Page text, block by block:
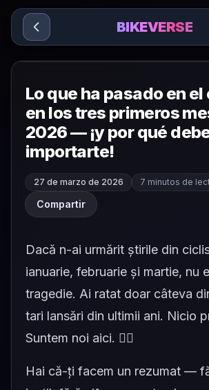
Sari la conținut
BIKEVERSE
Lo que ha pasado en
en los tres primeros
2026 — ¡y por qué
importarte!
27 de marzo de 2026 7 minutos de
Compartir
Dacă n-ai urmărit știrile din
ianuarie, februarie și martie, nu
tragedie. Ai ratat doar câteva
tari lansări din ultimii ani. Nicio
Suntem noi aici. 👌🏻
Hai că-ți facem un rezumat —